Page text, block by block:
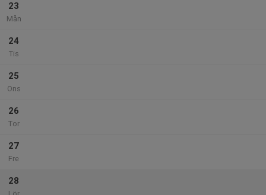
23
Mån
24
Tis
25
Ons
26
Tor
27
Fre
28